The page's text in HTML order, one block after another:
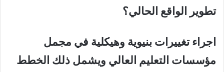
تطوير الواقع الحالي؟
اجراء تغييرات بنيوية وهيكلية في مجمل
مؤسسات التعليم العالي ويشمل ذلك الخطط